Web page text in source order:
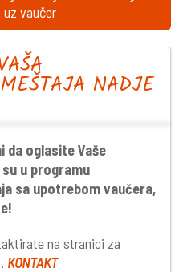
vaučer
NADJE
da oglasite Vaše
u programu
sa upotrebom vaučera,
na stranici za
KONTAKT